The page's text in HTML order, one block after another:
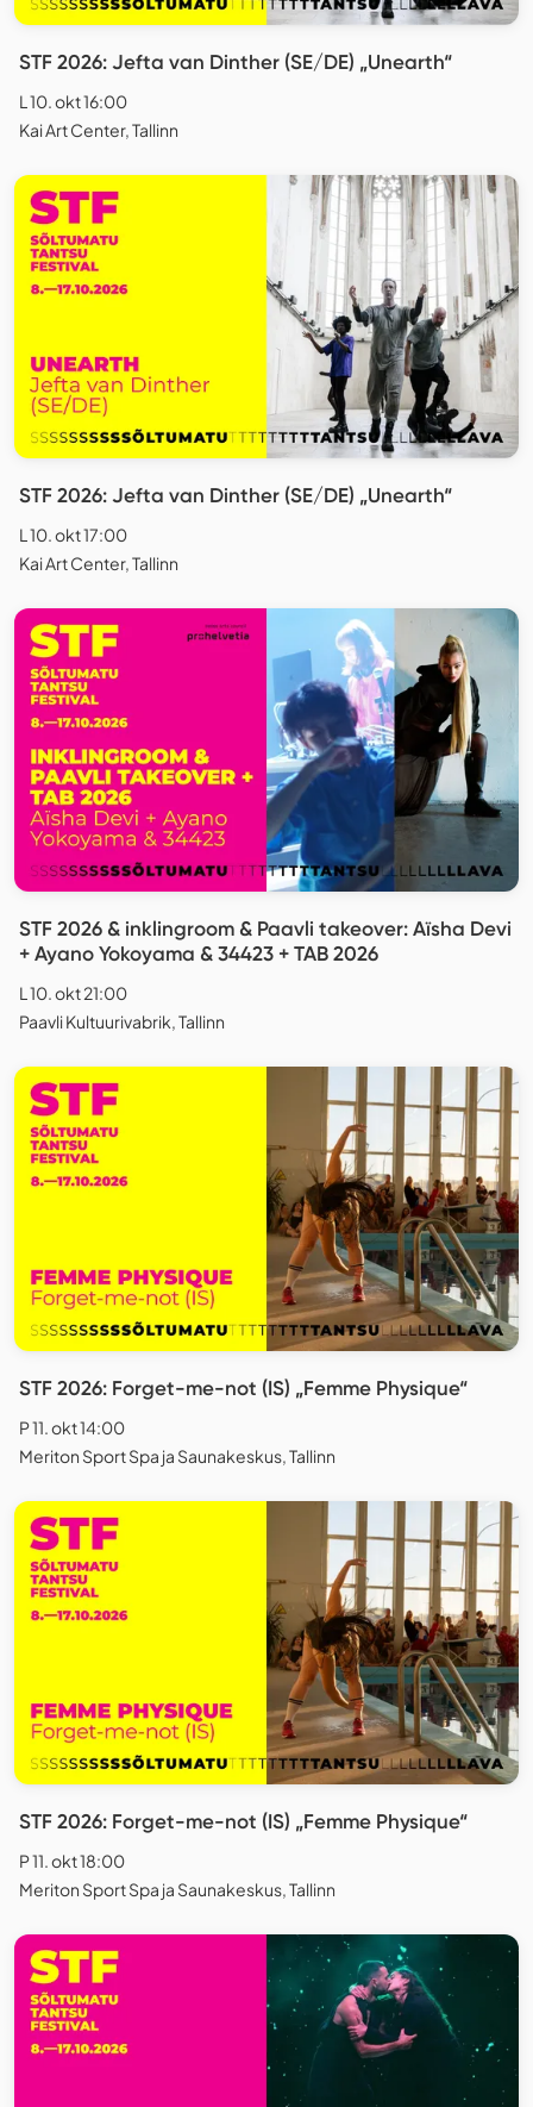
STF 2026: Jefta van Dinther (SE/DE) „Unearth“
L 10. okt 16:00
Kai Art Center, Tallinn
STF 2026: Jefta van Dinther (SE/DE) „Unearth“
L 10. okt 17:00
Kai Art Center, Tallinn
STF 2026 & inklingroom & Paavli takeover: Aïsha Devi
+ Ayano Yokoyama & 34423 + TAB 2026
L 10. okt 21:00
Paavli Kultuurivabrik, Tallinn
STF 2026: Forget-me-not (IS) „Femme Physique“
P 11. okt 14:00
Meriton Sport Spa ja Saunakeskus, Tallinn
STF 2026: Forget-me-not (IS) „Femme Physique“
P 11. okt 18:00
Meriton Sport Spa ja Saunakeskus, Tallinn